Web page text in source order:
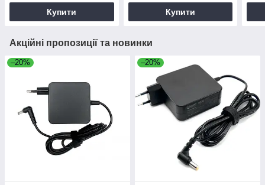
Купити Купити
Акційні пропозиції та новинки
–20% –20%